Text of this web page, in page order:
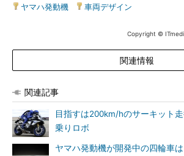
ヤマハ発動機 車両デザイン
Copyright ©
関連情報
関連記事
目指すは200km/hのサーキット
乗りロボ
ヤマハ発動機が開発中の四輪車